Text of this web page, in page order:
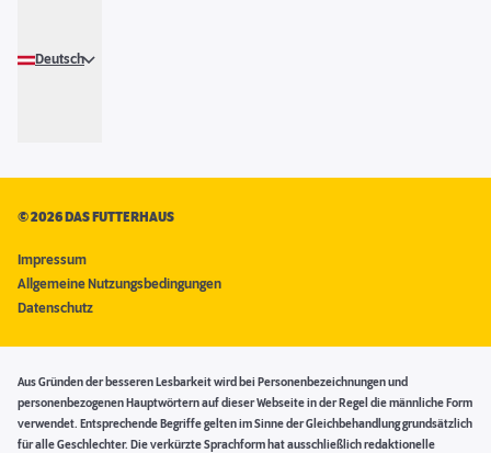
Deutsch
©2026 DAS FUTTERHAUS
Impressum
Allgemeine Nutzungsbedingungen
Datenschutz
Aus Gründen der besseren Lesbarkeit wird bei Personenbezeichnungen und
personenbezogenen Hauptwörtern auf dieser Webseite in der Regel die männliche Form
verwendet. Entsprechende Begriffe gelten im Sinne der Gleichbehandlung grundsätzlich
für alle Geschlechter. Die verkürzte Sprachform hat ausschließlich redaktionelle